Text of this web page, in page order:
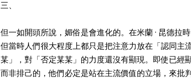
三、
但一如開頭所說，媚俗是會進化的。在米蘭 · 昆德拉
但當時人們很大程度上都只是把注意力放在「認同主
某」，對「否定某某」的力度還沒有顯現。即使已經
而非排己的，他們必定是站在主流價值的立場，來批